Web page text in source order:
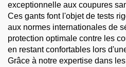
exceptionnelle aux coupures
Ces gants font l'objet de tests
aux normes internationales de
protection optimale contre les
en restant confortables lors
Grâce à notre expertise dans